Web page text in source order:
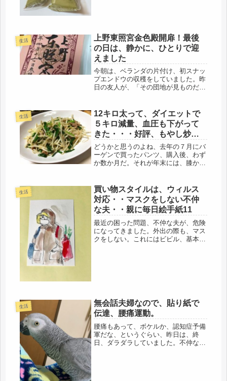
生活
上野東照宮金色殿開扉！最後
の日は、静かに、ひとりで迎
えました
今朝は、ベランダの片付け、初スナッ
プエンドウの収穫をしていました。昨
日の友人が、「その団地が見ものだ」
離。・・・・ほぼ、子どもに譲ろうと
残していたものばかりですが、必要に
なれば...
生活
12キロ太って、ダイエットで
５キロ減量、血圧も下がって
きた・・・好評、もやし炒
め・ナス煮物
どうかと思うのよね、去年の７月にバ
ーゲンで買ったパンツ、購入後、わず
か数か月だ。それが年末には、膝から
には２年前と比べ、15キロ近く太っ
た。そりゃ、Ｍサイズは無理だ
わ・・・...
生活
買い物スタイルは、ウィルス
対応・・マスクをしない不仲
な夫・・親に毎日絵手紙11
最近の困った問題、不仲な夫が、危険
になってきました。外出の際も、マス
クをしない。これにはビビル、基本で
生活
無会話夫婦なので、貼り紙で
伝達、腰痛運動。
腰痛もあって、ボケルか、認知症予備
軍だな、というぐらい、昨日は、終
日、ダラダラしていました。不仲な夫